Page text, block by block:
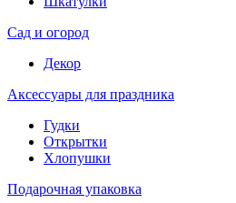
Сад и огород
Декор
Аксессуары для праздника
Гудки
Открытки
Хлопушки
Подарочная упаковка